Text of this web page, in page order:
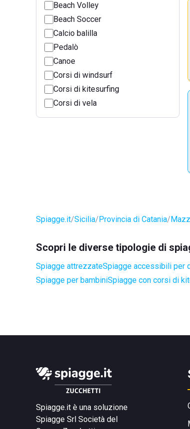
Beach Volley
Beach Soccer
Calcio balilla
Pedalò
Canoe
Corsi di windsurf
Corsi di kitesurfing
Corsi di vela
Spiagge.it Sicilia Provincia di Catania
Scopri le diverse tipologie di
Spiagge attrezzateSpiagge accessibili per
Spiagge per bambiniSpiagge con corsi di
Spiagge.it è una soluzione
Spiagge Srl Società del